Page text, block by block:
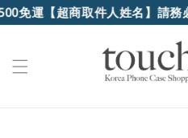
超商取件人姓名】請務必使用"